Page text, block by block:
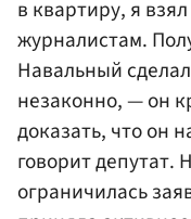
в квартиру, я
журналистам.
Навальный
незаконно, — он
доказать, что он
говорит депутат.
ограничилась